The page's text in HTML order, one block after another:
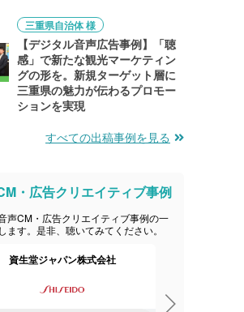
三重県自治体 様
【デジタル音声広告事例】「聴
感」で新たな観光マーケティン
グの形を。新規ターゲット層に
三重県の魅力が伝わるプロモー
ションを実現
すべての出稿事例を見る
・広告クリエイティブ事例
声CM・広告クリエイティブ事例の一
ます。是非、聴いてみてください。
資生堂ジャパン株式会社